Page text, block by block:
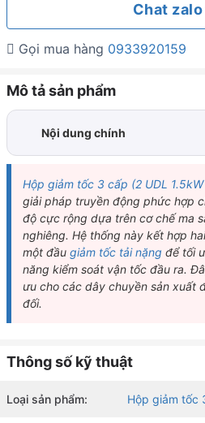
Chat
Gọi mua hàng 0933920159
Mô tả sản phẩm
Nội dung chính
1.
1 R57)
Cấu tạo chi tiết hộp giảm tốc 3
R57)
2.1. Bộ điều tốc cơ vô cấp UDL
2.2.
Đầu giảm tốc bánh răng tải
Thông số kỹ thuật và dải truyền
Ưu điểm nổi bật hộp giảm tốc 3
R57)
6. So sánh hiệu năng giữa các dòng
8. Lý do nên lựa chọn sản phẩm tại
Hộp giảm tốc 3 cấp (2 UDL 1.5kW
giải pháp truyền động phức hợp
độ cực rộng dựa trên cơ chế ma
nghiêng. Hệ thống này kết hợp
một đầu giảm tốc tải nặng để tối
năng kiểm soát vận tốc đầu ra.
ưu cho các dây chuyền sản xuất
đối.
Khả năng điều chỉnh dải tốc độ
Momen xoắn đầu ra ổn định nhờ
Thông số kỹ thuật
Loại sản phẩm: Hộp giảm tốc